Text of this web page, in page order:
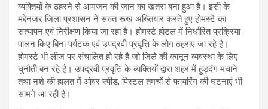
व्यक्तियों के ठहरने से आमजन की जान का खतरा बना हुआ है। इसी के
मद्देनजर जिला प्रशासन ने सख्त रूख अख्तियार करते हुए होमस्टे का
सत्यापन एवं निरीक्षण किया जा रहा है। होमस्टे होटल में निर्धारित प्रक्रिया
पालन किए बिना पर्यटक एवं उपद्रवी प्रवृत्ति के लोग ठहराए जा रहे है।
होमस्टे भी लीज पर संचालित हो रहे है जो जिले की कानून व्यवस्था के लिए
चुनौती बन रहे है। उपद्रवी प्रवृत्ति के व्यक्तियों द्वारा शहर में हुड़दंग मचाने
तथा नशे की हालत में ओवर स्पीड, पिस्टल तमचों से फायरिंग की घटनाएं भी
सामने आ रही है।